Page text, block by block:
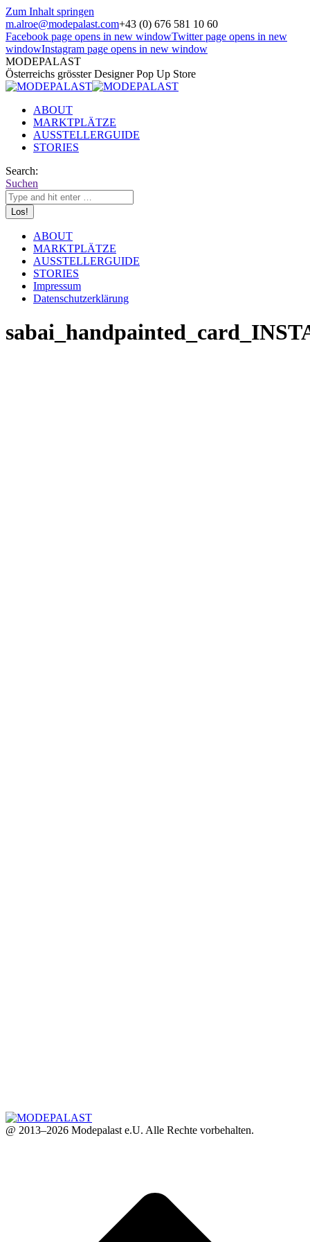
Zum Inhalt springen
m.alroe@modepalast.com+43 (0) 676 581 10 60
Facebook page opens in new windowTwitter page opens in new
windowInstagram page opens in new window
MODEPALAST
Österreichs grösster Designer Pop Up Store
ABOUT
MARKTPLÄTZE
AUSSTELLERGUIDE
STORIES
Search:
Suchen
ABOUT
MARKTPLÄTZE
AUSSTELLERGUIDE
STORIES
Impressum
Datenschutzerklärung
@ 2013–2026 Modepalast e.U. Alle Rechte vorbehalten.